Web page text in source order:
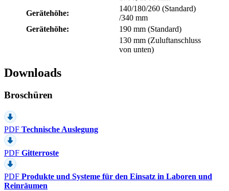
Gerätehöhe:
140/180/260 (Standard)
/340 mm
Gerätehöhe:
190 mm (Standard)
130 mm (Zuluftanschluss
von unten)
Downloads
Broschüren
PDF Technische Auslegung
PDF Gitterroste
PDF Produkte und Systeme für den Einsatz in Laboren und
Reinräumen